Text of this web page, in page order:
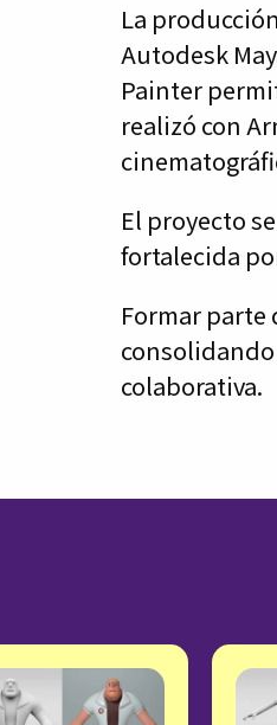
La
Autodesk
Painter
realizó con
El proyecto
fortalecida
Formar parte
colaborativa.